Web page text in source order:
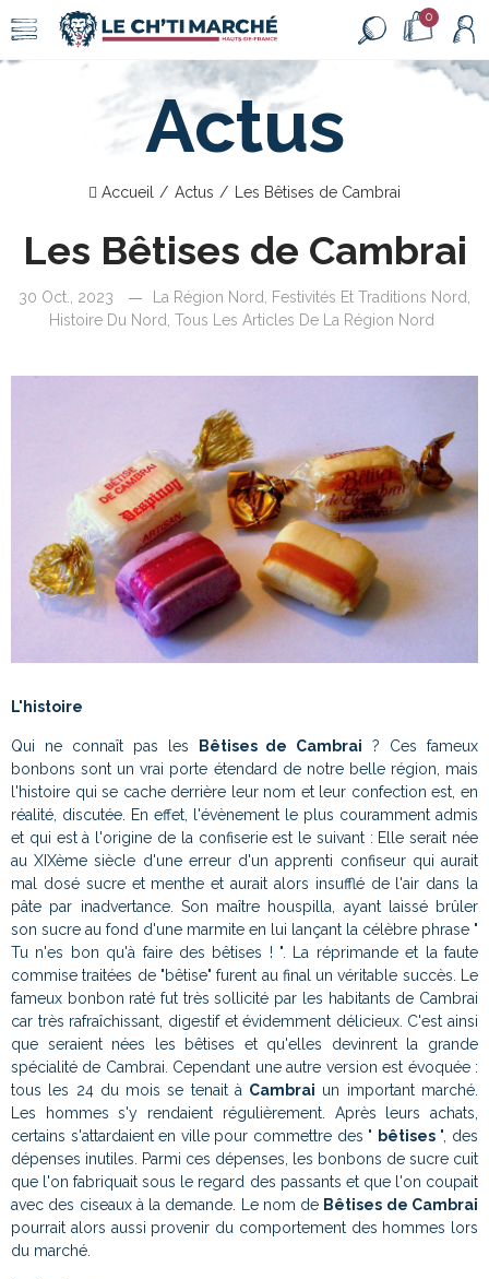
0
Actus
Accueil Actus Les Bêtises de Cambrai
Les Bêtises de Cambrai
30 Oct., 2023 La Région Nord Festivités Et Traditions Nord
Histoire Du Nord Tous Les Articles De La Région Nord
L'histoire
Qui ne connaît pas les Bêtises de Cambrai ? Ces fameux
bonbons sont un vrai porte étendard de notre belle région, mais
l'histoire qui se cache derrière leur nom et leur confection est, en
réalité, discutée. En effet, l'évènement le plus couramment admis
et qui est à l'origine de la confiserie est le suivant : Elle serait née
au XIXème siècle d'une erreur d'un apprenti confiseur qui aurait
mal dosé sucre et menthe et aurait alors insufflé de l'air dans la
pâte par inadvertance. Son maître houspilla, ayant laissé brûler
son sucre au fond d'une marmite en lui lançant la célèbre phrase "
Tu n'es bon qu'à faire des bêtises ! ". La réprimande et la faute
commise traitées de "bêtise" furent au final un véritable succès. Le
fameux bonbon raté fut très sollicité par les habitants de Cambrai
car très rafraîchissant, digestif et évidemment délicieux. C'est ainsi
que seraient nées les bêtises et qu'elles devinrent la grande
spécialité de Cambrai. Cependant une autre version est évoquée :
tous les 24 du mois se tenait à Cambrai un important marché.
Les hommes s'y rendaient régulièrement. Après leurs achats,
certains s'attardaient en ville pour commettre des " bêtises", des
dépenses inutiles. Parmi ces dépenses, les bonbons de sucre cuit
que l'on fabriquait sous le regard des passants et que l'on coupait
avec des ciseaux à la demande. Le nom de Bêtises de Cambrai
pourrait alors aussi provenir du comportement des hommes lors
du marché.